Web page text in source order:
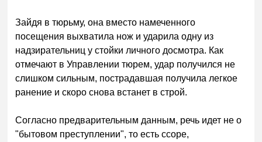
Зайдя в тюрьму, она вместо намеченного
посещения выхватила нож и ударила одну из
надзирательниц у стойки личного досмотра. Как
отмечают в Управлении тюрем, удар получился не
слишком сильным, пострадавшая получила легкое
ранение и скоро снова встанет в строй.
Согласно предварительным данным, речь идет не о
"бытовом преступлении", то есть ссоре,